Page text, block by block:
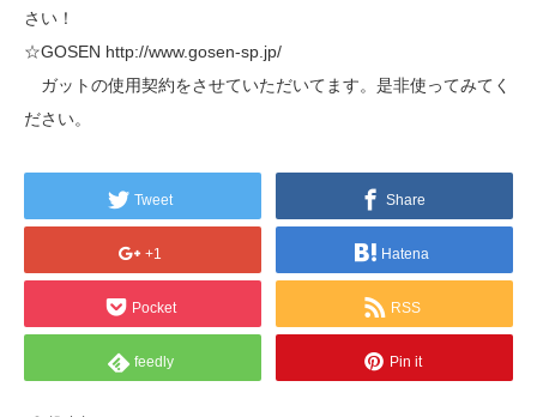
さい！
☆GOSEN http://www.gosen-sp.jp/
ガットの使用契約をさせていただいてます。是非使ってみてく
ださい。
Tweet Share
+1 Hatena
Pocket RSS
feedly Pin it